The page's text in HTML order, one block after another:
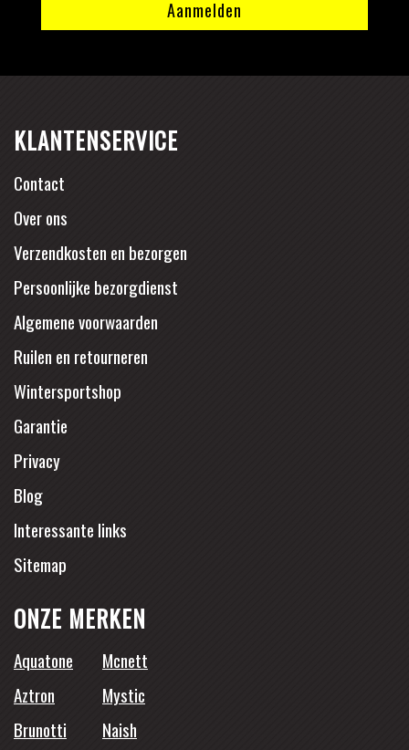
KLANTENSERVICE
Contact
Over ons
Verzendkosten en bezorgen
Persoonlijke bezorgdienst
Algemene voorwaarden
Ruilen en retourneren
Wintersportshop
Garantie
Privacy
Blog
Interessante links
Sitemap
ONZE MERKEN
Aquatone
Mcnett
Aztron
Mystic
Brunotti
Naish